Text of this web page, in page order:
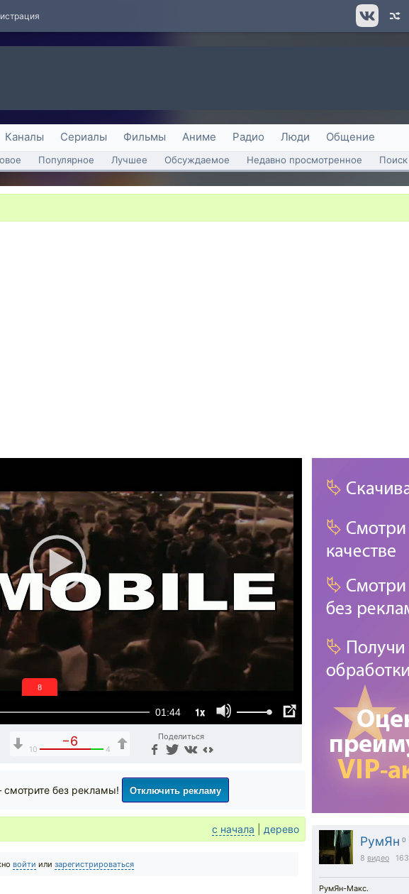
Каналы Сериалы Фильмы Аниме Радио Люди Общение
Популярное Лучшее Обсуждаемое Недавно просмотренное Поиск
01:44 1x
7
−6
10 4
Поделиться
РумЯн 0
8 видео 163
РумЯн-Макс.
без рекламы! Отключить рекламу
с начала дерево
войти или зарегистрироваться